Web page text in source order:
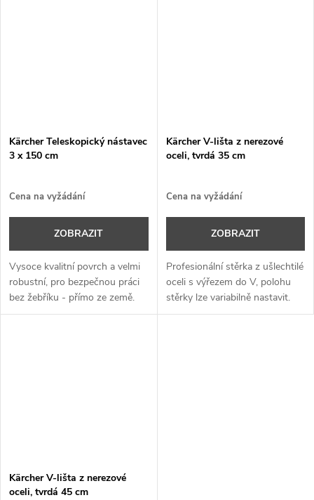
Kärcher Teleskopický nástavec
3 x 150 cm
Cena na vyžádání
ZOBRAZIT
Vysoce kvalitní povrch a velmi
robustní, pro bezpečnou práci
bez žebříku - přímo ze země.
Kärcher V-lišta z nerezové
oceli, tvrdá 35 cm
Cena na vyžádání
ZOBRAZIT
Profesionální stěrka z ušlechtilé
oceli s výřezem do V, polohu
stěrky lze variabilně nastavit.
Kärcher V-lišta z nerezové
oceli, tvrdá 45 cm